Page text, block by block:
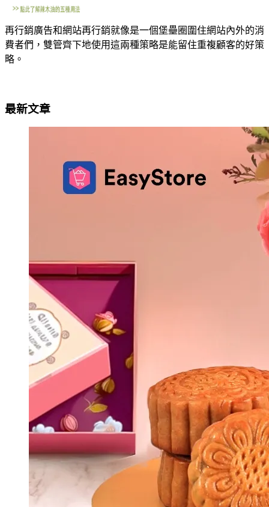
再行銷廣告和網站再行銷就像是一個堡壘圈圍住網站內外的消
費者們，雙管齊下地使用這兩種策略是能留住重複顧客的好策
略。
最新文章